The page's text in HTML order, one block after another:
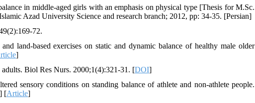
in middle-aged girls with an emphasis on physical type [Thesis for M.Sc.
Azad University Science and research branch; 2012, pp: 34-35. [Persian]
72.
land-based exercises on static and dynamic balance of healthy male older
]
Biol Res Nurs. 2000;1(4):321-31. [DOI]
sensory conditions on standing balance of athlete and non-athlete people.
[Article]